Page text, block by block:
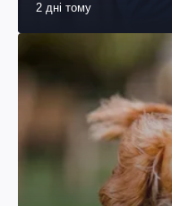
2 дні тому